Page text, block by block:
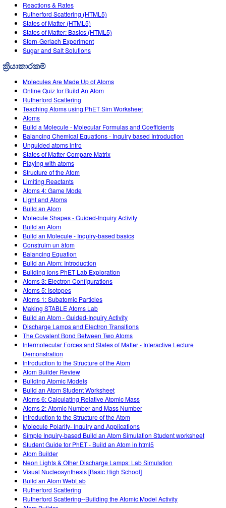
Teaching with PhET
DEIB in STEM Ed
SceneryStack OSE
Impact Report
Reactions & Rates
Rutherford Scattering (HTML5)
States of Matter (HTML5)
States of Matter: Basics (HTML5)
Stern-Gerlach Experiment
Sugar and Salt Solutions
ක්‍රියාකාරකම්
Molecules Are Made Up of Atoms
Online Quiz for Build An Atom
Rutherford Scattering
Teaching Atoms using PhET Sim Worksheet
Atoms
Build a Molecule - Molecular Formulas and Coefficients
Balancing Chemical Equations - Inquiry based Introduction
Unguided atoms intro
States of Matter Compare Matrix
Playing with atoms
Structure of the Atom
Limiting Reactants
Atoms 4: Game Mode
Light and Atoms
Build an Atom
Molecule Shapes - Guided-Inquiry Activity
Build an Atom
Build an Molecule - Inquiry-based basics
Construim un àtom
Balancing Equation
Build an Atom: Introduction
Building Ions PhET Lab Exploration
Atoms 3: Electron Configurations
Atoms 5: Isotopes
Atoms 1: Subatomic Particles
Making STABLE Atoms Lab
Build an Atom - Guided-Inquiry Activity
Discharge Lamps and Electron Transitions
The Covalent Bond Between Two Atoms
Intermolecular Forces and States of Matter - Interactive Lecture
Demonstration
Introduction to the Structure of the Atom
Atom Builder Review
Building Atomic Models
Build an Atom Student Worksheet
Atoms 6: Calculating Relative Atomic Mass
Atoms 2: Atomic Number and Mass Number
Introduction to the Structure of the Atom
Molecule Polarity- Inquiry and Applications
Simple Inquiry-based Build an Atom Simulation Student worksheet
Student Guide for PhET - Build an Atom in html5
Atom Builder
Neon Lights & Other Discharge Lamps: Lab Simulation
Visual Nucleosynthesis [Basic High School]
Build an Atom WebLab
Rutherford Scattering
Rutherford Scattering--Building the Atomic Model Activity